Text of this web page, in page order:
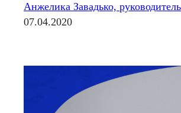
Анжелика Завадько,
07.04.2020